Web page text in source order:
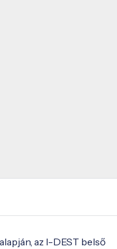
az I-DEST belső